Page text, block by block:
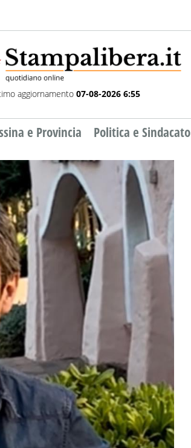
aggiornamento 07-08-2026 6:55
e Provincia Politica e Sindacato